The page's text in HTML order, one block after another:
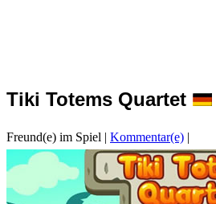
Tiki Totems Quartet
Freund(e) im Spiel | Kommentar(e) |